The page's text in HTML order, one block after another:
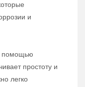
и
помощью
простоту и
легко